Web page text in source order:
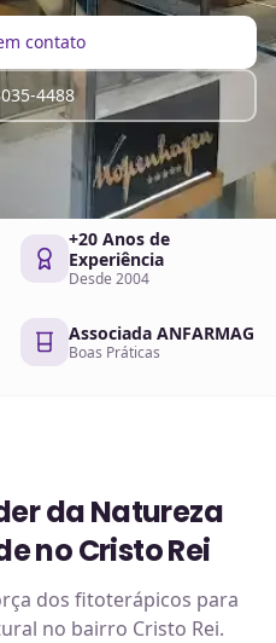
contato
4488
+20 Anos de
Experiência
Desde 2004
Associada ANFARMAG
Boas Práticas
da Natureza
no Cristo Rei
dos fitoterápicos para
no bairro Cristo Rei.